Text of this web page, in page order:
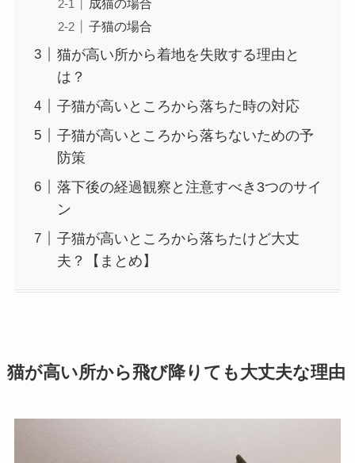
成猫の場合
子猫の場合
猫が高い所から着地を失敗する理由と
は？
子猫が高いところから落ちた時の対応
子猫が高いところから落ちないための予
防策
落下後の経過観察と注意すべき3つのサイ
ン
子猫が高いところから落ちたけど大丈
夫？【まとめ】
猫が高い所から飛び降りても大丈夫な理由